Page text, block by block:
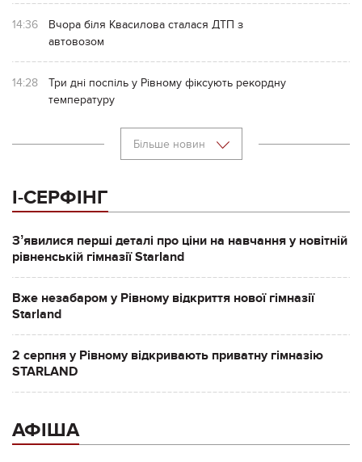
14:36
Вчора біля Квасилова сталася ДТП з
автовозом
14:28
Три дні поспіль у Рівному фіксують рекордну
температуру
Більше новин
І-СЕРФІНГ
Зʼявилися перші деталі про ціни на навчання у новітній
рівненській гімназії Starland
Вже незабаром у Рівному відкриття нової гімназії
Starland
2 серпня у Рівному відкривають приватну гімназію
STARLAND
АФІША